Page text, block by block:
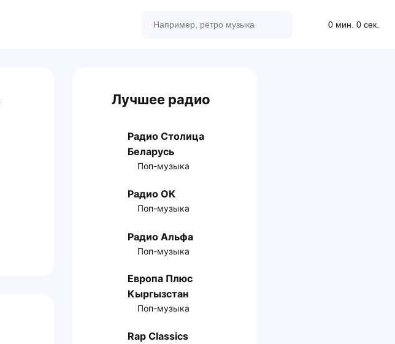
0 мин. 0 сек.
Лучшее радио
Радио Столица
Беларусь
Поп-музыка
Радио ОК
Поп-музыка
Радио Альфа
Поп-музыка
Европа Плюс
Кыргызстан
Поп-музыка
Rap Classics